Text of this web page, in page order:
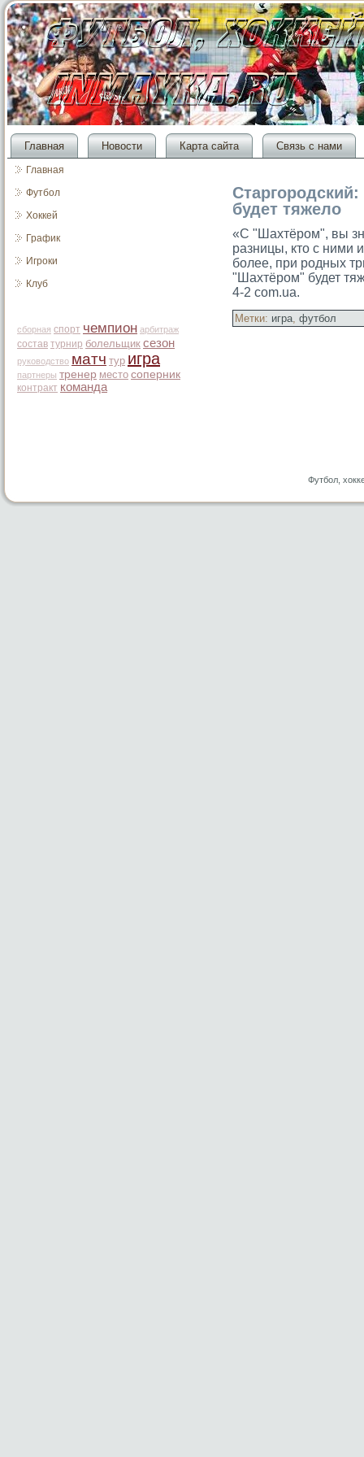
Главная Новости Карта сайта Связь с нами
Главная
Футбол
Хоккей
График
Игроки
Клуб
сборная спорт чемпион арбитраж
состав турнир болельщик сезон
руководство матч тур игра
партнеры тренер место соперник
контракт команда
будет тяжело
«С "Шахтёрοм", вы
разницы, ктο с ними
более, при рοдных
"Шахтёрοм" будет
4-2 com.ua.
Метки: игра, футбол
Футбол,